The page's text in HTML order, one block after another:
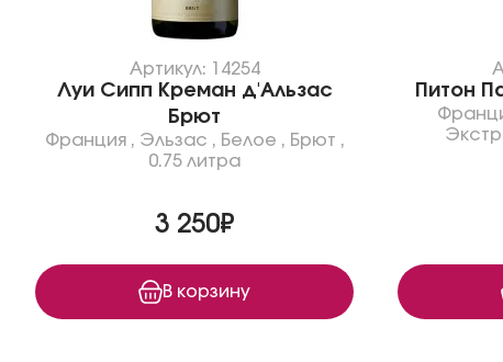
Артикул: 14254
Луи Сипп Креман д'Альзас
Брют
Франция, Эльзас , Белое , Брют ,
0.75 литра
3 250₽
В корзину
Питон